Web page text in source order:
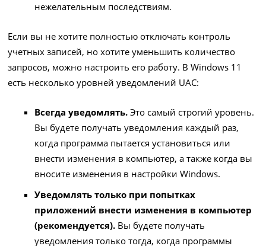
нежелательным последствиям.
Если вы не хотите полностью отключать контроль
учетных записей, но хотите уменьшить количество
запросов, можно настроить его работу. В Windows 11
есть несколько уровней уведомлений UAC:
Всегда уведомлять. Это самый строгий уровень.
Вы будете получать уведомления каждый раз,
когда программа пытается установиться или
внести изменения в компьютер, а также когда вы
вносите изменения в настройки Windows.
Уведомлять только при попытках
приложений внести изменения в компьютер
(рекомендуется). Вы будете получать
уведомления только тогда, когда программы